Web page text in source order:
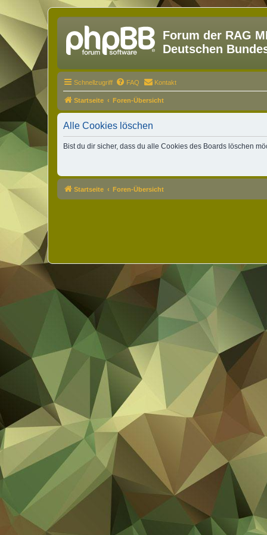
Forum der RAG
Deutschen
Schnellzugriff FAQ Kontakt
Startseite Foren-Übersicht
Alle Cookies löschen
Bist du dir sicher, dass du alle Cookies des Boards löschen
Startseite Foren-Übersicht